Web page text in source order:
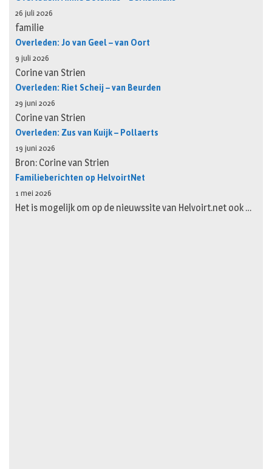
26 juli 2026
familie
Overleden: Jo van Geel – van Oort
9 juli 2026
Corine van Strien
Overleden: Riet Scheij – van Beurden
29 juni 2026
Corine van Strien
Overleden: Zus van Kuijk – Pollaerts
19 juni 2026
Bron: Corine van Strien
Familieberichten op HelvoirtNet
1 mei 2026
Het is mogelijk om op de nieuwssite van Helvoirt.net ook …